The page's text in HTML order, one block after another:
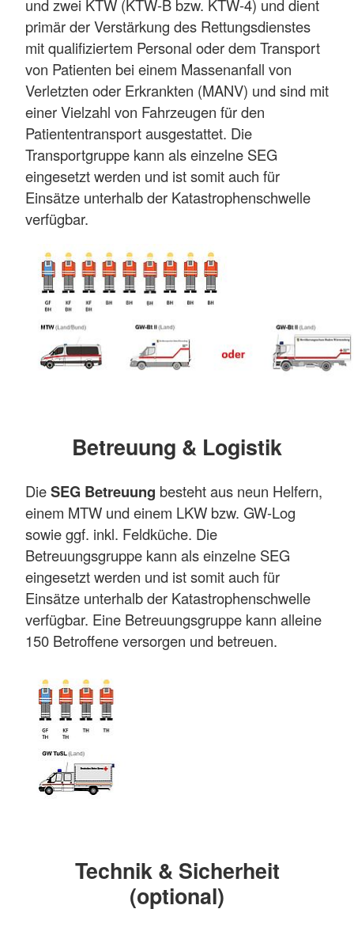
und zwei KTW (KTW-B bzw. KTW-4) und dient
primär der Verstärkung des Rettungsdienstes
mit qualifiziertem Personal oder dem Transport
von Patienten bei einem Massenanfall von
Verletzten oder Erkrankten (MANV) und sind mit
einer Vielzahl von Fahrzeugen für den
Patiententransport ausgestattet. Die
Transportgruppe kann als einzelne SEG
eingesetzt werden und ist somit auch für
Einsätze unterhalb der Katastrophenschwelle
verfügbar.
Betreuung & Logistik
DieSEG Betreuung besteht aus neun Helfern,
einem MTW und einem LKW bzw. GW-Log
sowie ggf. inkl. Feldküche. Die
Betreuungsgruppe kann als einzelne SEG
eingesetzt werden und ist somit auch für
Einsätze unterhalb der Katastrophenschwelle
verfügbar. Eine Betreuungsgruppe kann alleine
150 Betroffene versorgen und betreuen.
Technik & Sicherheit
(optional)